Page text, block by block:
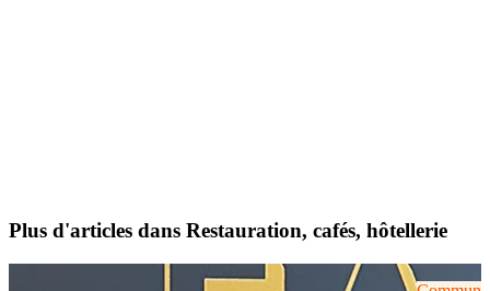
Plus d'articles dans Restauration, cafés, hôtellerie